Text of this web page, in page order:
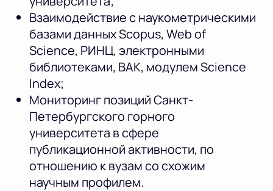
Взаимодействие с наукометрическими
базами данных Scopus, Web of
Science, РИНЦ, электронными
библиотеками, ВАК, модулем Science
Index;
Мониторинг позиций Санкт-
Петербургского горного
университета в сфере
публикационной активности, по
отношению к вузам со схожим
научным профилем.